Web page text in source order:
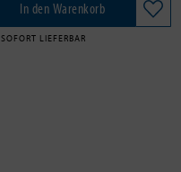
In den Warenkorb
SOFORT LIEFERBAR